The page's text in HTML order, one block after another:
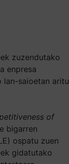
zuzendutako
enpresa
lan-saioetan aritu
of
bigarren
ospatu zuen
gidatutako